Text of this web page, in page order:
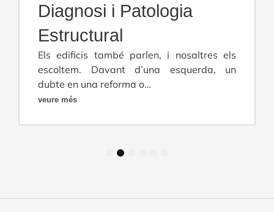
Diagnosi i Patologia
Estructural
Els edificis també parlen, i nosaltres els
escoltem. Davant d’una esquerda, un
dubte en una reforma o…
veure més
5